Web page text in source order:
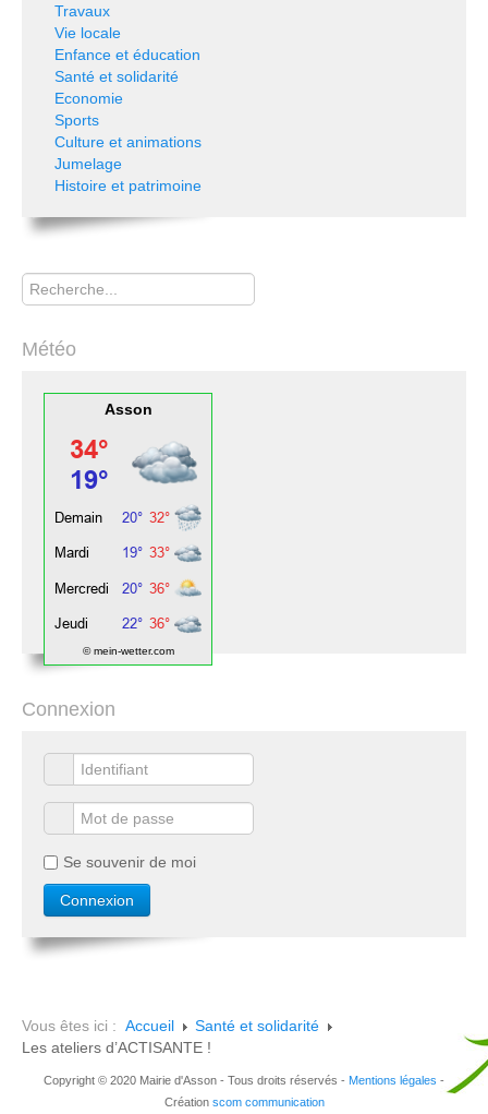
Travaux
Vie locale
Enfance et éducation
Santé et solidarité
Economie
Sports
Culture et animations
Jumelage
Histoire et patrimoine
Rechercher
Météo
Asson
© mein-wetter.com
Connexion
Se souvenir de moi
Vous êtes ici : Accueil
Santé et solidarité
Les ateliers d’ACTISANTE !
Copyright © 2020 Mairie d'Asson - Tous droits réservés - Mentions légales -
Création scom communication